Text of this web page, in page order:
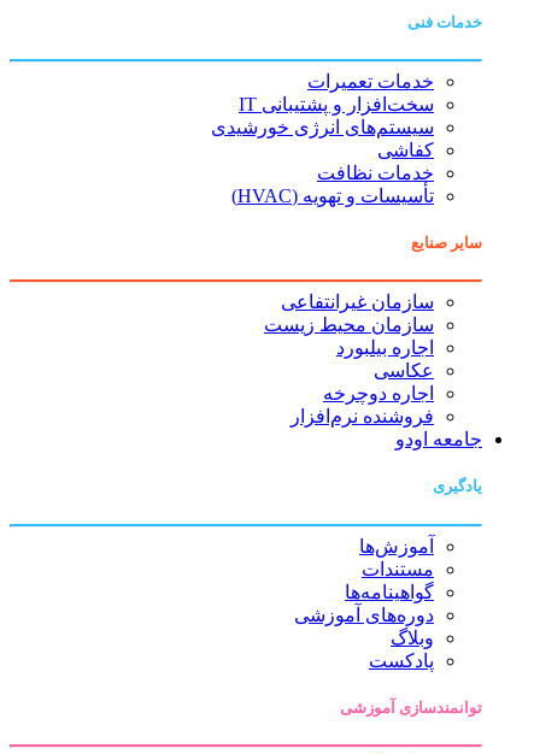
خدمات فنی
خدمات تعمیرات
سخت‌افزار و پشتیبانی IT
سیستم‌های انرژی خورشیدی
کفاشی
خدمات نظافت
تأسیسات و تهویه (HVAC)
سایر صنایع
سازمان غیرانتفاعی
سازمان محیط زیست
اجاره بیلبورد
عکاسی
اجاره دوچرخه
فروشنده نرم‌افزار
جامعه اودو
یادگیری
آموزش‌ها
مستندات
گواهینامه‌ها
دوره‌های آموزشی
وبلاگ
پادکست
توانمندسازی آموزشی